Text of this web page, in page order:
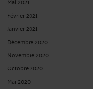
Février 2021
Janvier 2021
Décembre 2020
Novembre 2020
Octobre 2020
Mai 2020